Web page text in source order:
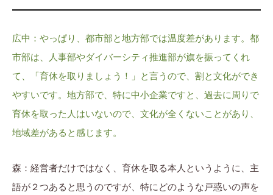
広中：やっぱり、都市部と地方部では温度差があります。都
市部は、人事部やダイバーシティ推進部が旗を振ってくれ
て、「育休を取りましょう！」と言うので、割と文化ができ
やすいです。地方部で、特に中小企業ですと、過去に周りで
育休を取った人はいないので、文化が全くないことがあり、
地域差があると感じます。
森：経営者だけではなく、育休を取る本人というように、主
語が２つあると思うのですが、特にどのような戸惑いの声を